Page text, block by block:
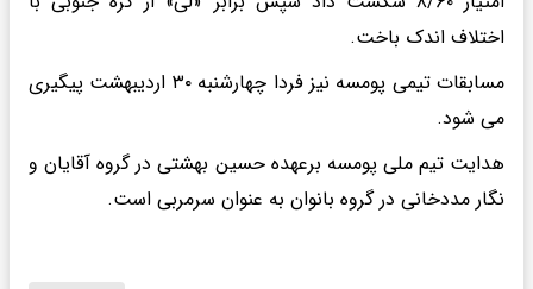
اختلاف اندک باخت.
مسابقات تیمی پومسه نیز فردا چهارشنبه ۳۰ اردیبهشت پیگیری
می شود.
هدایت تیم ملی پومسه برعهده حسین بهشتی در گروه آقایان و
نگار مددخانی در گروه بانوان به عنوان سرمربی است.